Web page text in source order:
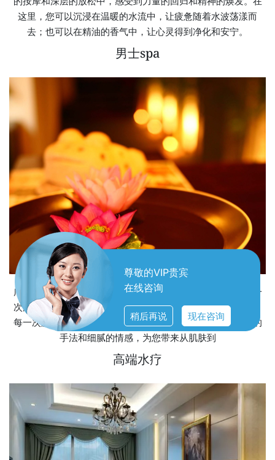
尊敬的VIP贵宾
在线咨询
稍后再说 现在咨询
这里，您可以沉浸在温暖的水流中，让疲惫随着水波荡漾而
去；也可以在精油的香气中，让心灵得到净化和安宁。
男士spa
广州天河区水疗服务，不仅仅是一次简单的放松体验，而是一
次深入灵魂的疗愈之旅。在这里，每一滴水珠都承载着关怀，
每一次触摸都传递着温暖。我们用心聆听您的需求，用专业的
手法和细腻的情感，为您带来从肌肤到
高端水疗